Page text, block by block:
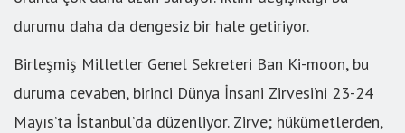
durumu daha da dengesiz bir hale getiriyor.
Birleşmiş Milletler Genel Sekreteri Ban Ki-moon, bu
duruma cevaben, birinci Dünya İnsani Zirvesi’ni 23-24
Mayıs’ta İstanbul’da düzenliyor. Zirve; hükümetlerden,